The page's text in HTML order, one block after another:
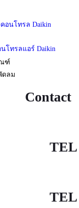
ฑ์
ดลม
โทรลแอร์ Daikin
Contact
TEL
TEL